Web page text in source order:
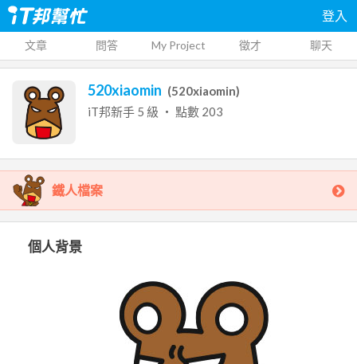
登入
文章 問答 My Project 徵才 聊天
520xiaomin (520xiaomin)
iT邦新手 5 級 ‧ 點數 203
鐵人檔案
個人背景